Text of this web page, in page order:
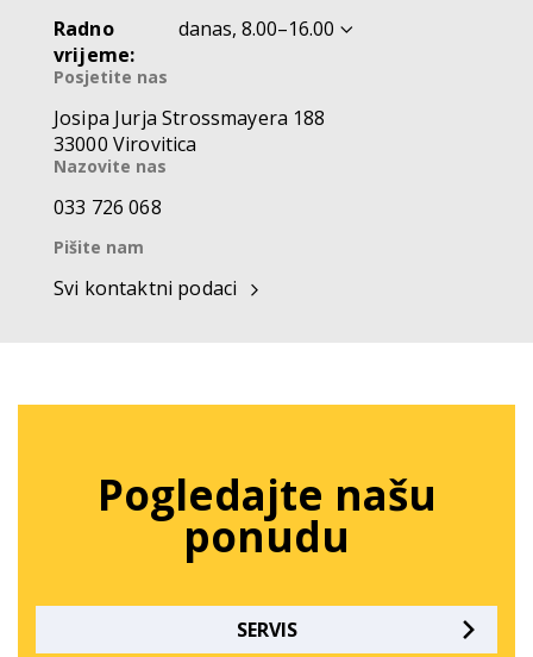
Radno
vrijeme:
danas, 8.00–16.00
Posjetite nas
Josipa Jurja Strossmayera 188
33000 Virovitica
Nazovite nas
033 726 068
Pišite nam
Svi kontaktni podaci
Pogledajte našu
ponudu
SERVIS